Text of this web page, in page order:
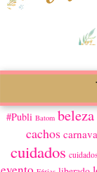
#Publi Batom beleza
cachos
cuidados